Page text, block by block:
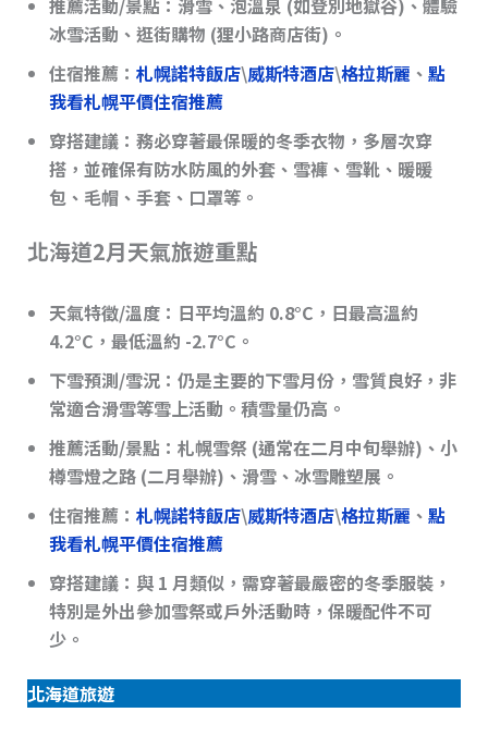
冰雪活動、逛街購物 (狸小路商店街)。
住宿推薦： 札幌諾特飯店\威斯特酒店\格拉斯麗 、 點
我看札幌平價住宿推薦
穿搭建議：務必穿著最保暖的冬季衣物，多層次穿
搭，並確保有防水防風的外套、雪褲、雪靴、暖暖
包、毛帽、手套、口罩等。
北海道2月天氣旅遊重點
天氣特徵/溫度：日平均溫約 0.8°C，日最高溫約
4.2°C，最低溫約 -2.7°C。
下雪預測/雪況：仍是主要的下雪月份，雪質良好，非
常適合滑雪等雪上活動。積雪量仍高。
推薦活動/景點 ： 札幌雪祭 (通常在二月中旬舉辦) 、小
樽雪燈之路 (二月舉辦)、滑雪、冰雪雕塑展。
住宿推薦： 札幌諾特飯店\威斯特酒店\格拉斯麗 、 點
我看札幌平價住宿推薦
穿搭建議：與 1 月類似，需穿著最嚴密的冬季服裝，
特別是外出參加雪祭或戶外活動時，保暖配件不可
少。
北海道旅遊